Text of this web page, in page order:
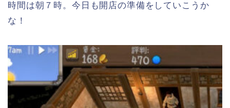
時間は朝７時。今日も開店の準備をしていこうか
な！